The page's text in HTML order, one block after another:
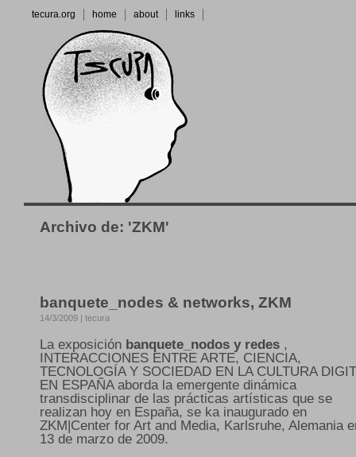
tecura.org home about links
Archivo de: 'ZKM'
banquete_nodes & networks, ZKM
14/3/2009 | tecura
La exposición banquete_nodos y redes ,
INTERACCIONES ENTRE ARTE, CIENCIA,
TECNOLOGÍA Y SOCIEDAD EN LA CULTURA
EN ESPAÑA aborda la emergente dinámica
transdisciplinar de las prácticas artísticas que se
realizan hoy en España, se ka inaugurado en
ZKM|Center for Art and Media, Karlsruhe, Alemania
13 de marzo de 2009.